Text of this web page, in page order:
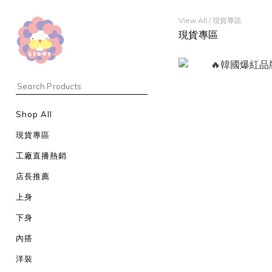
Shop All
現貨專區
工廠直播熱銷
店長推薦
上身
下身
內搭
洋裝
View All /現貨專區
現貨專區